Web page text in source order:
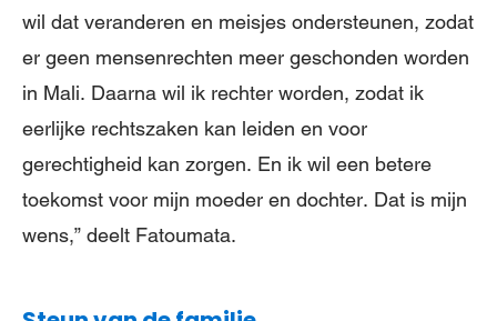
wil dat veranderen en meisjes ondersteunen, zodat
er geen mensenrechten meer geschonden worden
in Mali. Daarna wil ik rechter worden, zodat ik
eerlijke rechtszaken kan leiden en voor
gerechtigheid kan zorgen. En ik wil een betere
toekomst voor mijn moeder en dochter. Dat is mijn
wens,” deelt Fatoumata.